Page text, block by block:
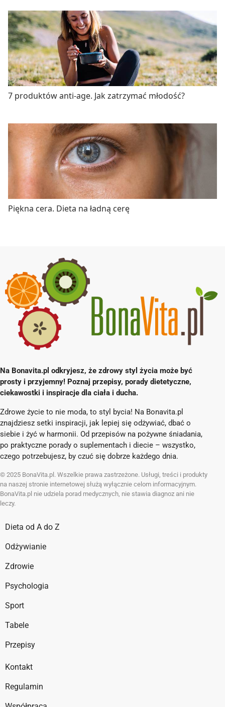
7 produktów anti-age. Jak zatrzymać młodość?
Piękna cera. Dieta na ładną cerę
Na Bonavita.pl odkryjesz, że zdrowy styl życia może być
prosty i przyjemny! Poznaj przepisy, porady dietetyczne,
ciekawostki i inspiracje dla ciała i ducha.
Zdrowe życie to nie moda, to styl bycia! Na Bonavita.pl
znajdziesz setki inspiracji, jak lepiej się odżywiać, dbać o
siebie i żyć w harmonii. Od przepisów na pożywne śniadania,
po praktyczne porady o suplementach i diecie – wszystko,
czego potrzebujesz, by czuć się dobrze każdego dnia.
© 2025 BonaVita.pl. Wszelkie prawa zastrzeżone. Usługi, treści i produkty
na naszej stronie internetowej służą wyłącznie celom informacyjnym.
BonaVita.pl nie udziela porad medycznych, nie stawia diagnoz ani nie
leczy.
Dieta od A do Z
Odżywianie
Zdrowie
Psychologia
Sport
Tabele
Przepisy
Kontakt
Regulamin